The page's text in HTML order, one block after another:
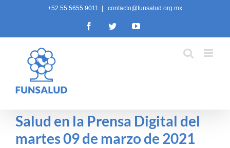
+52 55 5655 9011 contacto@funsalud.org.mx
FacebookTwitterYouTube
Salud en la Prensa Digital del
martes 09 de marzo de 2021